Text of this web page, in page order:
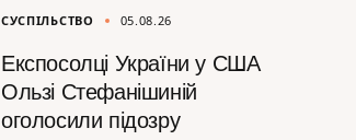
СУСПІЛЬСТВО 05.08.26
Експосолці України у США
Ользі Стефанішиній
оголосили підозру